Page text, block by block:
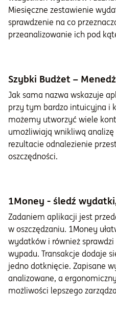
Miesięczne zestawienie
sprawdzenie na co
przeanalizowanie ich pod
Szybki Budżet –
Jak sama nazwa wskazuje
przy tym bardzo intuicyjna i
możemy utworzyć wiele
umożliwiają wnikliwą analizę
rezultacie odnalezienie
oszczędności.
1Money - śledź
Zadaniem aplikacji jest
w oszczędzaniu. 1Money
wydatków i również
wypadu. Transakcje dodaje
jedno dotknięcie. Zapisane
analizowane, a
możliwości lepszego